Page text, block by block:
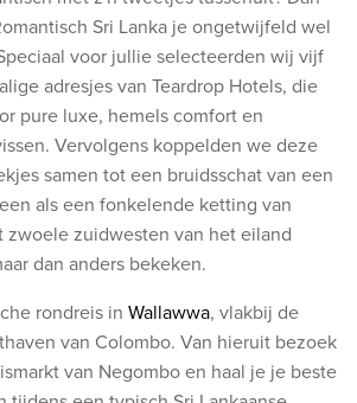
thema's
aanbiedingen
Sri Lanka je ongetwijfeld wel
voor jullie selecteerden wij vijf
adresjes van Teardrop Hotels, die
pure luxe, hemels comfort en
Vervolgens koppelden we deze
samen tot een bruidsschat van een
als een fonkelende ketting van
zuidwesten van het eiland
dan anders bekeken.
rondreis in Wallawwa, vlakbij de
van Colombo. Van hieruit bezoek
van Negombo en haal je je beste